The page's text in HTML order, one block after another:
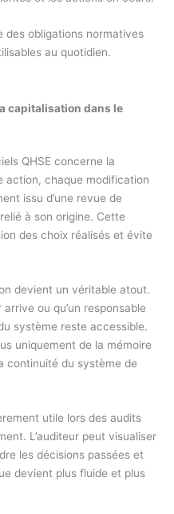
des obligations normatives
au quotidien.
capitalisation dans le
QHSE concerne la
action, chaque modification
issu d’une revue de
à son origine. Cette
des choix réalisés et évite
devient un véritable atout.
ou qu’un responsable
système reste accessible.
uniquement de la mémoire
continuité du système de
utile lors des audits
L’auditeur peut visualiser
les décisions passées et
devient plus fluide et plus